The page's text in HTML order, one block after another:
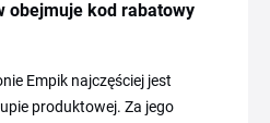
obejmuje kod rabatowy
Empik najczęściej jest
produktowej. Za jego